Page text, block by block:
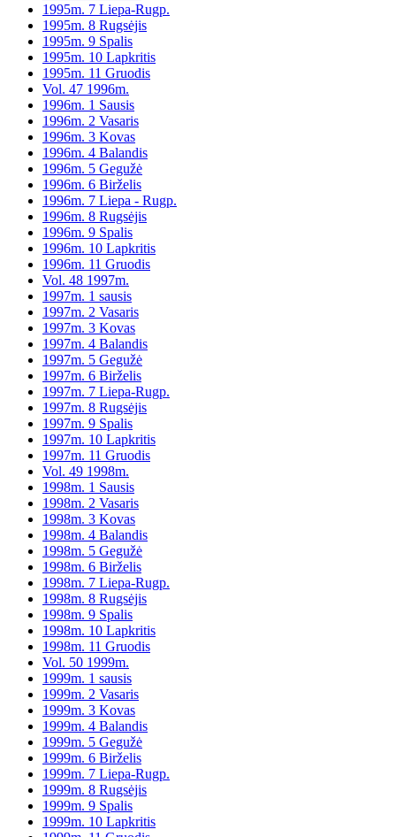
1995m. 7 Liepa-Rugp.
1995m. 8 Rugsėjis
1995m. 9 Spalis
1995m. 10 Lapkritis
1995m. 11 Gruodis
Vol. 47 1996m.
1996m. 1 Sausis
1996m. 2 Vasaris
1996m. 3 Kovas
1996m. 4 Balandis
1996m. 5 Gegužė
1996m. 6 Birželis
1996m. 7 Liepa - Rugp.
1996m. 8 Rugsėjis
1996m. 9 Spalis
1996m. 10 Lapkritis
1996m. 11 Gruodis
Vol. 48 1997m.
1997m. 1 sausis
1997m. 2 Vasaris
1997m. 3 Kovas
1997m. 4 Balandis
1997m. 5 Gegužė
1997m. 6 Birželis
1997m. 7 Liepa-Rugp.
1997m. 8 Rugsėjis
1997m. 9 Spalis
1997m. 10 Lapkritis
1997m. 11 Gruodis
Vol. 49 1998m.
1998m. 1 Sausis
1998m. 2 Vasaris
1998m. 3 Kovas
1998m. 4 Balandis
1998m. 5 Gegužė
1998m. 6 Birželis
1998m. 7 Liepa-Rugp.
1998m. 8 Rugsėjis
1998m. 9 Spalis
1998m. 10 Lapkritis
1998m. 11 Gruodis
Vol. 50 1999m.
1999m. 1 sausis
1999m. 2 Vasaris
1999m. 3 Kovas
1999m. 4 Balandis
1999m. 5 Gegužė
1999m. 6 Birželis
1999m. 7 Liepa-Rugp.
1999m. 8 Rugsėjis
1999m. 9 Spalis
1999m. 10 Lapkritis